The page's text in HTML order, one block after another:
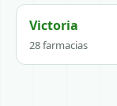
Victoria
28 farmacias